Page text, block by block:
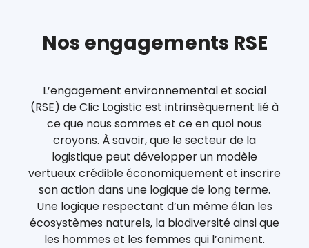
Nos engagements RSE
L’engagement environnemental et social
(RSE) de Clic Logistic est intrinsèquement lié à
ce que nous sommes et ce en quoi nous
croyons. À savoir, que le secteur de la
logistique peut développer un modèle
vertueux crédible économiquement et inscrire
son action dans une logique de long terme.
Une logique respectant d’un même élan les
écosystèmes naturels, la biodiversité ainsi que
les hommes et les femmes qui l’animent.